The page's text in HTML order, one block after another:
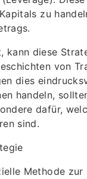
zu
kann diese
von
dies
handeln,
dafür,
sind.
Methode